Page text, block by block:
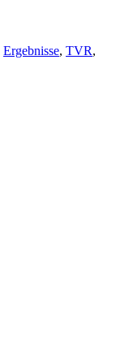
Ergebnisse, TVR,